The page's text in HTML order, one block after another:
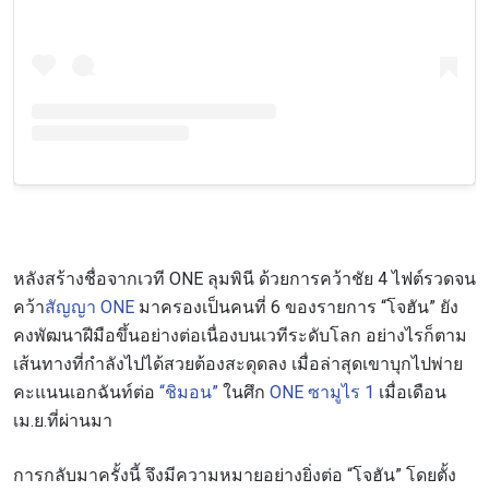
หลังสร้างชื่อจากเวที ONE ลุมพินี ด้วยการคว้าชัย 4 ไฟต์รวดจน
คว้าสัญญา ONE มาครองเป็นคนที่ 6 ของรายการ “โจฮัน” ยัง
คงพัฒนาฝีมือขึ้นอย่างต่อเนื่องบนเวทีระดับโลก อย่างไรก็ตาม
เส้นทางที่กำลังไปได้สวยต้องสะดุดลง เมื่อล่าสุดเขาบุกไปพ่าย
คะแนนเอกฉันท์ต่อ “ชิมอน” ในศึก ONE ซามูไร 1 เมื่อเดือน
เม.ย.ที่ผ่านมา
การกลับมาครั้งนี้ จึงมีความหมายอย่างยิ่งต่อ “โจฮัน” โดยตั้ง